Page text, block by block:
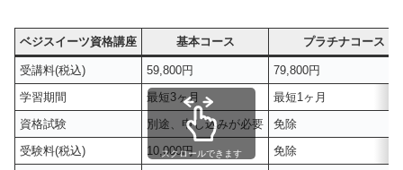
ベジスイーツ資格講座 基本コース プラチナコース
受講料(税込) 59,800円
79,800円
学習期間
最短3ヶ月
最短1ヶ月
資格試験
別途、申し込みが必要
免除
受験料(税込)
10,000円
免除
スクロールできます